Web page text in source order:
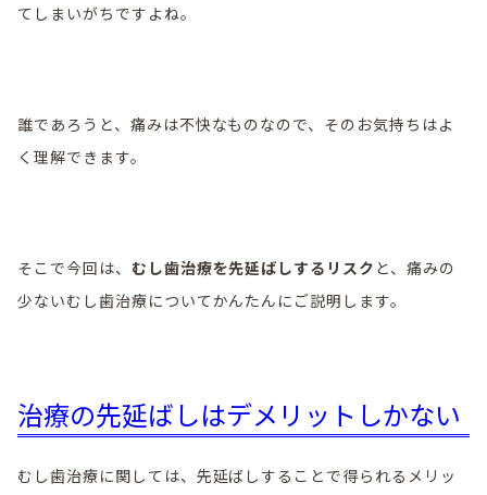
てしまいがちですよね。
誰であろうと、痛みは不快なものなので、そのお気持ちはよ
く理解できます。
そこで今回は、 むし歯治療を先延ばしするリスク と、痛みの
少ないむし歯治療についてかんたんにご説明します。
治療の先延ばしはデメリットしかない
むし歯治療に関しては、先延ばしすることで得られるメリッ